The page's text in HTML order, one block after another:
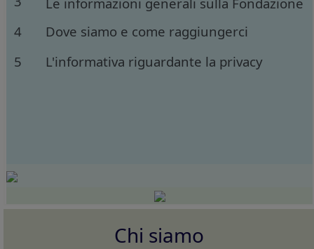
4
Dove siamo e come raggiungerci
5
L'informativa riguardante la privacy
Chi siamo